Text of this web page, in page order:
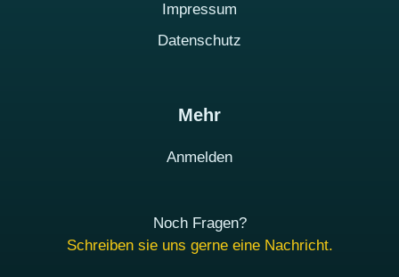
Impressum
Datenschutz
Mehr
Anmelden
Noch Fragen?
Schreiben sie uns gerne eine Nachricht.